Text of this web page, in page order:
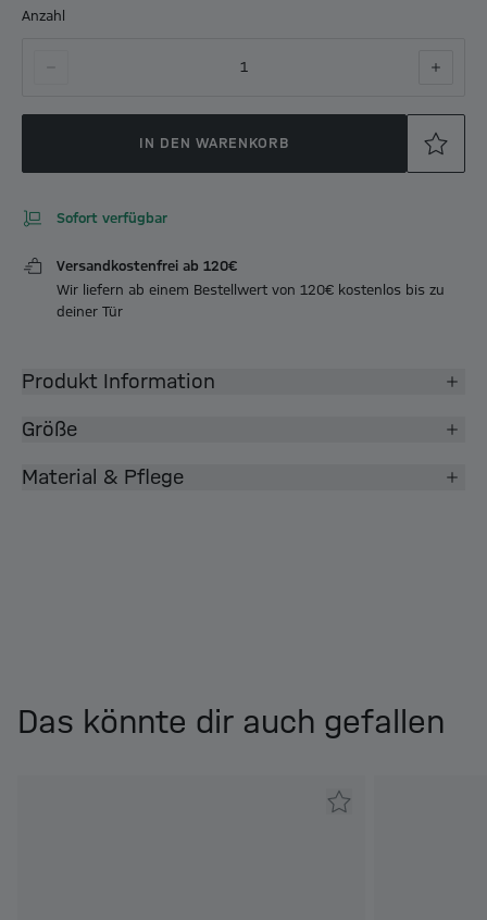
Anzahl
1
IN DEN WARENKORB
Sofort verfügbar
Versandkostenfrei ab 120€
Wir liefern ab einem Bestellwert von 120€ kostenlos bis zu
deiner Tür
Produkt Information
Größe
Material & Pflege
Das könnte dir auch gefallen